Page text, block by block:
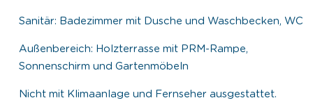
Sanitär: Badezimmer mit Dusche und Waschbecken, WC
Außenbereich: Holzterrasse mit PRM-Rampe,
Sonnenschirm und Gartenmöbeln
Nicht mit Klimaanlage und Fernseher ausgestattet.